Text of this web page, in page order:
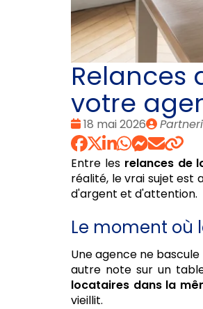
Relances
votre
Date
:
18 mai 2026
Publié
par
Entre les relances de
réalité, le vrai sujet est
d'argent et d'attention.
Le moment où
Une agence ne
autre note sur un
locataires dans la
vieillit.